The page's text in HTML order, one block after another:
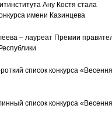
Ану Костя стала
имени Казинцева
– лауреат Премии
список конкурса
список конкурса